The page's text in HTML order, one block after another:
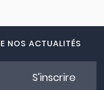
NOS ACTUALITÉS
S'inscrire